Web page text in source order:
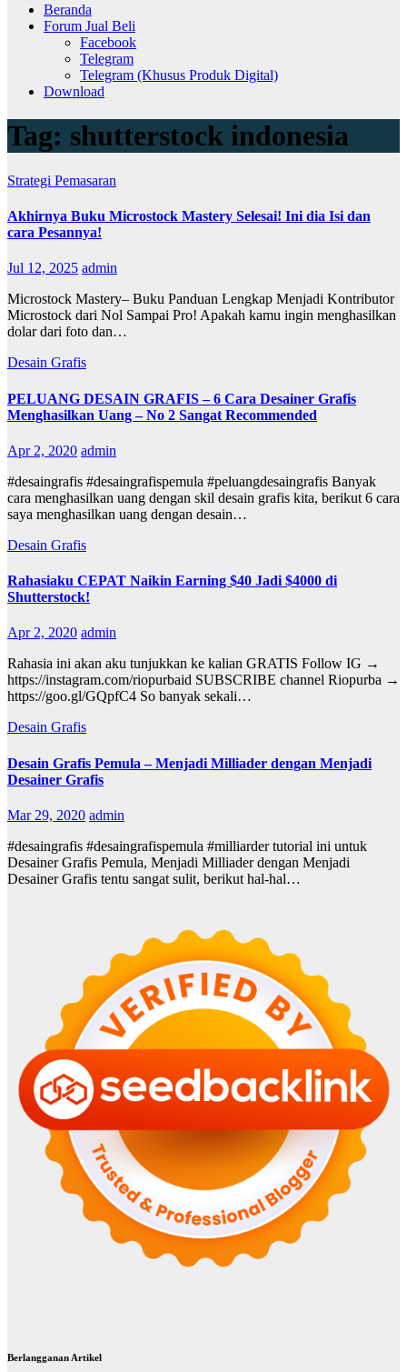
Beranda
Forum Jual Beli
Facebook
Telegram
Telegram (Khusus Produk Digital)
Download
Tag: shutterstock indonesia
Strategi Pemasaran
Akhirnya Buku Microstock Mastery Selesai! Ini dia Isi dan
cara Pesannya!
Jul 12, 2025 admin
Microstock Mastery– Buku Panduan Lengkap Menjadi Kontributor
Microstock dari Nol Sampai Pro! Apakah kamu ingin menghasilkan
dolar dari foto dan…
Desain Grafis
PELUANG DESAIN GRAFIS – 6 Cara Desainer Grafis
Menghasilkan Uang – No 2 Sangat Recommended
Apr 2, 2020 admin
#desaingrafis #desaingrafispemula #peluangdesaingrafis Banyak
cara menghasilkan uang dengan skil desain grafis kita, berikut 6 cara
saya menghasilkan uang dengan desain…
Desain Grafis
Rahasiaku CEPAT Naikin Earning $40 Jadi $4000 di
Shutterstock!
Apr 2, 2020 admin
Rahasia ini akan aku tunjukkan ke kalian GRATIS Follow IG →
https://instagram.com/riopurbaid SUBSCRIBE channel Riopurba →
https://goo.gl/GQpfC4 So banyak sekali…
Desain Grafis
Desain Grafis Pemula – Menjadi Milliader dengan Menjadi
Desainer Grafis
Mar 29, 2020 admin
#desaingrafis #desaingrafispemula #milliarder tutorial ini untuk
Desainer Grafis Pemula, Menjadi Milliader dengan Menjadi
Desainer Grafis tentu sangat sulit, berikut hal-hal…
Berlangganan Artikel